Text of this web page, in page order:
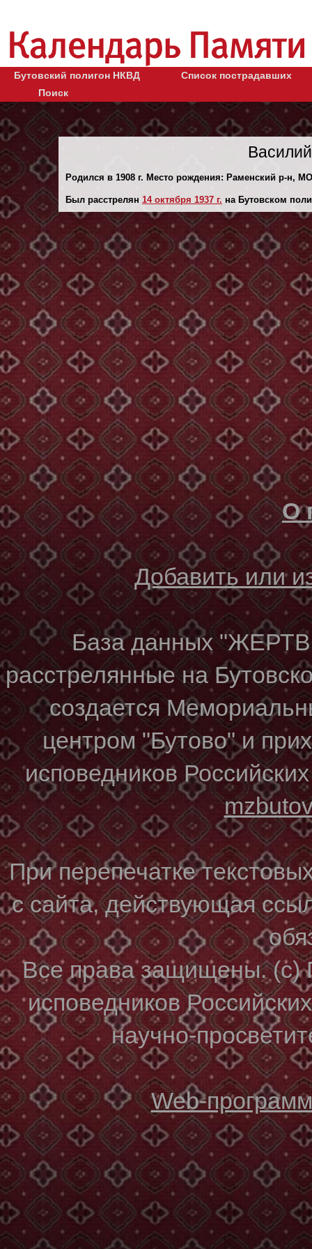
Бутовский полигон НКВД
Список пострадавших
Поиск
Родился в 1908 г. Место рождения: Раменский р-н,
Был расстрелян 14 октября 1937 г. на Бутовском
О
Добавить или
База данных
расстрелянные на
создается
центром "Бутово" и
исповедников
При перепечатке
с сайта, действующая
Все права защищены. (с)
исповедников
научно-
Web-